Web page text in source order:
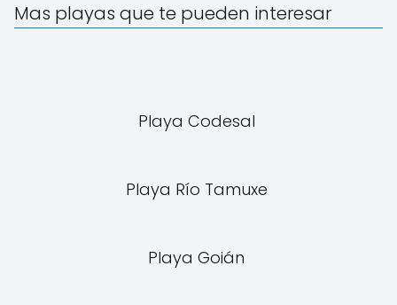
Mas playas que te pueden interesar
Playa Codesal
Playa Río Tamuxe
Playa Goián